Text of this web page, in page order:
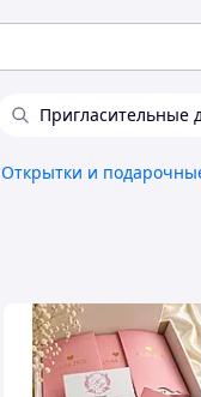
Пригласительные
Открытки и